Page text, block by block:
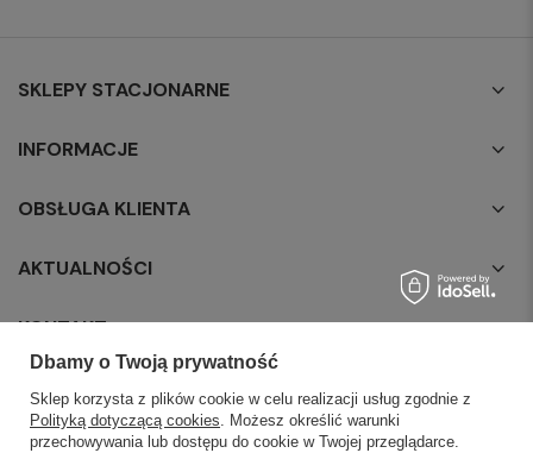
SKLEPY STACJONARNE
INFORMACJE
OBSŁUGA KLIENTA
AKTUALNOŚCI
KONTAKT
Dbamy o Twoją prywatność
Sklep korzysta z plików cookie w celu realizacji usług zgodnie z
Polityką dotyczącą cookies. Możesz określić warunki
przechowywania lub dostępu do cookie w Twojej przeglądarce.